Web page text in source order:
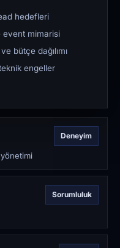
hedefleri
event mimarisi
bütçe dağılımı
engeller
Deneyim
Sorumluluk